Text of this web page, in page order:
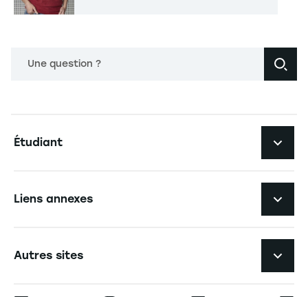
Une question ?
Étudiant
Liens annexes
Autres sites